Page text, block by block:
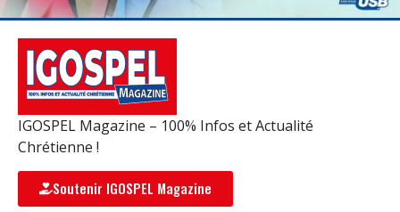
IGOSPEL Magazine – 100% Infos et Actualité
Chrétienne !
Soutenir IGOSPEL Magazine